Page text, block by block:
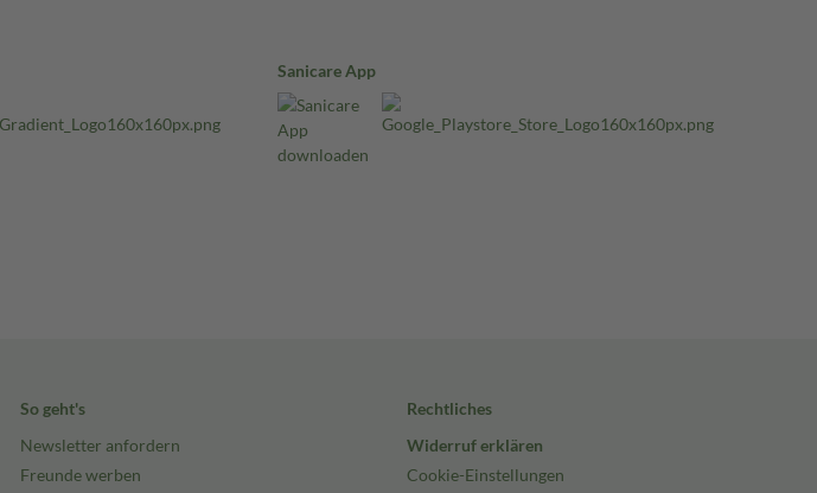
Sanicare App
So geht's
Newsletter anfordern
Freunde werben
Rechtliches
Widerruf erklären
Cookie-Einstellungen